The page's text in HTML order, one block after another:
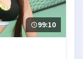
99:10